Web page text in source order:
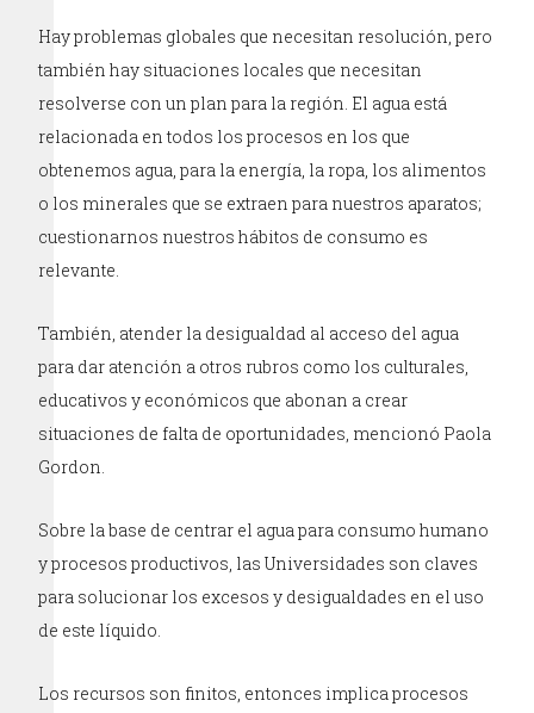
Hay problemas globales que necesitan resolución, pero
también hay situaciones locales que necesitan
resolverse con un plan para la región. El agua está
relacionada en todos los procesos en los que
obtenemos agua, para la energía, la ropa, los alimentos
o los minerales que se extraen para nuestros aparatos;
cuestionarnos nuestros hábitos de consumo es
relevante.
También, atender la desigualdad al acceso del agua
para dar atención a otros rubros como los culturales,
educativos y económicos que abonan a crear
situaciones de falta de oportunidades, mencionó Paola
Gordon.
Sobre la base de centrar el agua para consumo humano
y procesos productivos, las Universidades son claves
para solucionar los excesos y desigualdades en el uso
de este líquido.
Los recursos son finitos, entonces implica procesos